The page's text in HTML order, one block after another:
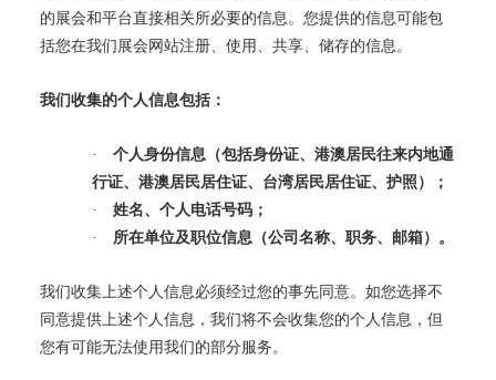
的展会和平台直接相关所必要的信息。您提供的信息可能包
括您在我们展会网站注册、使用、共享、储存的信息。
我们收集的个人信息包括：
·
个人身份信息（包括身份证、港澳居民往来内地通
行证、港澳居民居住证、台湾居民居住证、护照）；
·
姓名、个人电话号码；
·
所在单位及职位信息（公司名称、职务、邮箱）。
我们收集上述个人信息必须经过您的事先同意。如您选择不
同意提供上述个人信息，我们将不会收集您的个人信息，但
您有可能无法使用我们的部分服务。